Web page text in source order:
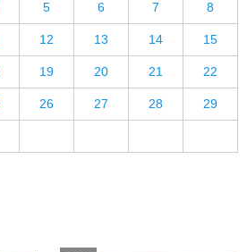
5 6 7 8
12 13 14 15
19 20 21 22
26 27 28 29